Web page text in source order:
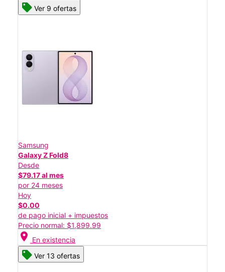
Ver 9 ofertas
Samsung
Galaxy Z Fold8
Desde
$79.17 al mes
por 24 meses
Hoy
$0.00
de pago inicial + impuestos
Precio normal: $1,899.99
location_on En existencia
Ver 13 ofertas